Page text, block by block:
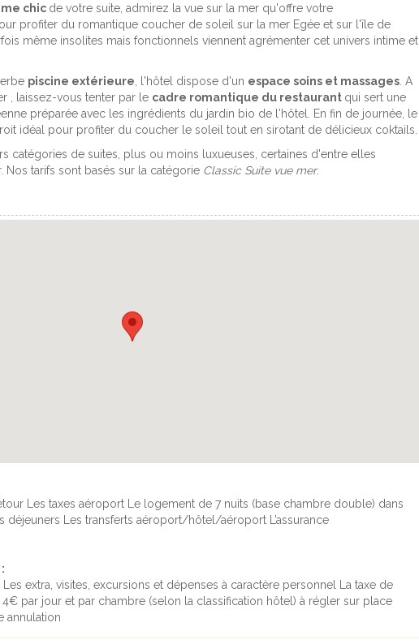
chic de votre suite, admirez la vue sur la mer qu'offre votre
profiter du romantique coucher de soleil sur la mer Egée et sur l'île de
même insolites mais fonctionnels viennent agrémenter cet univers intime et
piscine extérieure, l'hôtel dispose d'un espace soins et massages. A
, laissez-vous tenter par le cadre romantique du restaurant qui sert une
préparée avec les ingrédients du jardin bio de l'hôtel. En fin de journée, le
idéal pour profiter du coucher le soleil tout en sirotant de délicieux coktails.
catégories de suites, plus ou moins luxueuses, certaines d'entre elles
Nos tarifs sont basés sur la catégorie Classic Suite vue mer.
Les taxes aéroport Le logement de 7 nuits (base chambre double) dans
déjeuners Les transferts aéroport/hôtel/aéroport L’assurance
extra, visites, excursions et dépenses à caractère personnel La taxe de
par jour et par chambre (selon la classification hôtel) à régler sur place
annulation